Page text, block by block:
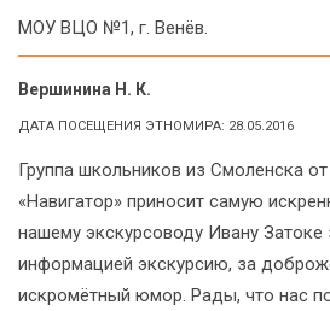
МОУ ВЦО №1, г. Венёв.
Вершинина Н. К.
ДАТА ПОСЕЩЕНИЯ ЭТНОМИРА: 28.05.2016
Группа школьников из Смоленска от
«Навигатор» приносит самую
нашему экскурсоводу Ивану
информацией экскурсию, за
искромётный юмор. Рады, что нас